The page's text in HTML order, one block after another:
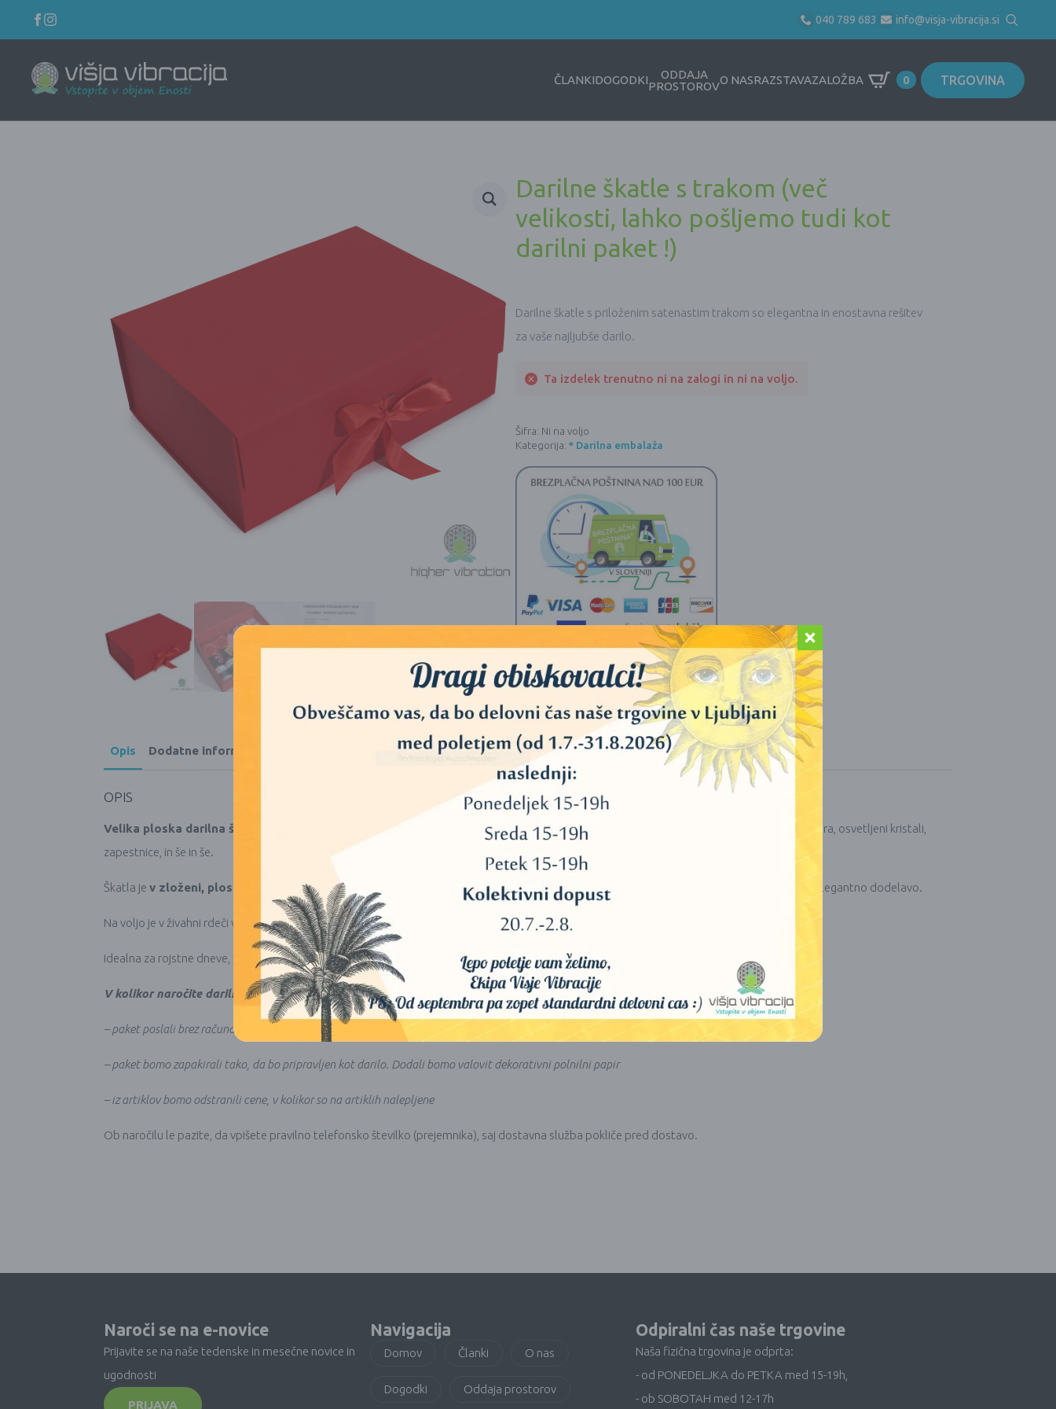
040 789 683 info@visja-vibracija.si
Search
for:
ČLANKIDOGODKI
ODDAJA
PROSTOROVO NASRAZSTAVAZALOŽBA 0 TRGOVINA
Darilne škatle s trakom (več
velikosti, lahko pošljemo tudi kot
darilni paket !)
Darilne škatle s priloženim satenastim trakom so elegantna in enostavna rešitev
za vaše najljubše darilo.
Ta izdelek trenutno ni na zalogi in ni na voljo.
Šifra: Ni na voljo
Kategorija: * Darilna embalaža
Opis Dodatne informacije
OPIS
Velika ploska darilna škatla s trakom
je idealna za izdelke, kot so skodelice ali dekorativni izdelki, eterična olja, spreji za osvežitev prostora, osvetljeni kristali,
zapestnice, in še in še.
Škatla je v zloženi, ploski obliki , kar omogoča enostavno shranjevanje in pošiljanje, priložen pa je že pritrjen satenast trak za preprosto, a elegantno dodelavo.
Na voljo je v živahni rdeči v veliki in majhni izvedbi, ter v bež (slonokoščeni) barvi srednje velikosti.
Idealna za rojstne dneve, poroke ali poslovna darila. Škatla je enostavna za sestavljanje z lepljivimi vogali.
V kolikor naročite darilno škatlo skupaj z vašim naročilom, bomo :
– paket poslali brez računa (prejmete ga po emailu)
– paket bomo zapakirali tako, da bo pripravljen kot darilo. Dodali bomo valovit dekorativni polnilni papir
– iz artiklov bomo odstranili cene, v kolikor so na artiklih nalepljene
Ob naročilu le pazite, da vpišete pravilno telefonsko številko (prejemnika), saj dostavna služba pokliče pred dostavo.
Naroči se na e-novice
Prijavite se na naše tedenske in mesečne novice in
ugodnosti
PRIJAVA
Navigacija
Domov Članki O nas
Dogodki Oddaja prostorov
Odpiralni čas naše trgovine
Naša fizična trgovina je odprta:
- od PONEDELJKA do PETKA med 15-19h,
- ob SOBOTAH med 12-17h